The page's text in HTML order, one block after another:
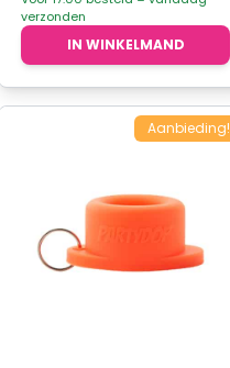
€18,90.€12,95.
verzonden
IN WINKELMAND
Aanbieding!